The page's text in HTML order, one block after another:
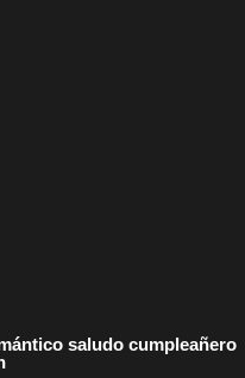
saludo cumpleañero